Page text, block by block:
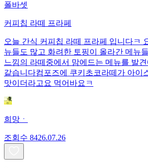
폴바셋
커피칩 라떼 프라페
오늘 간식 커피칩 라떼 프라페 입니다ㅋ
뉴들도 많고 화려한 토핑이 올라간 메뉴
느낌의 라떼중에서 맘에드는 메뉴를 발
같습니다컴포즈에 쿠키초코라떼가 아이
맛이더라고요 먹어바요ㅋ
희망ㆍ
조회수 8426.07.26